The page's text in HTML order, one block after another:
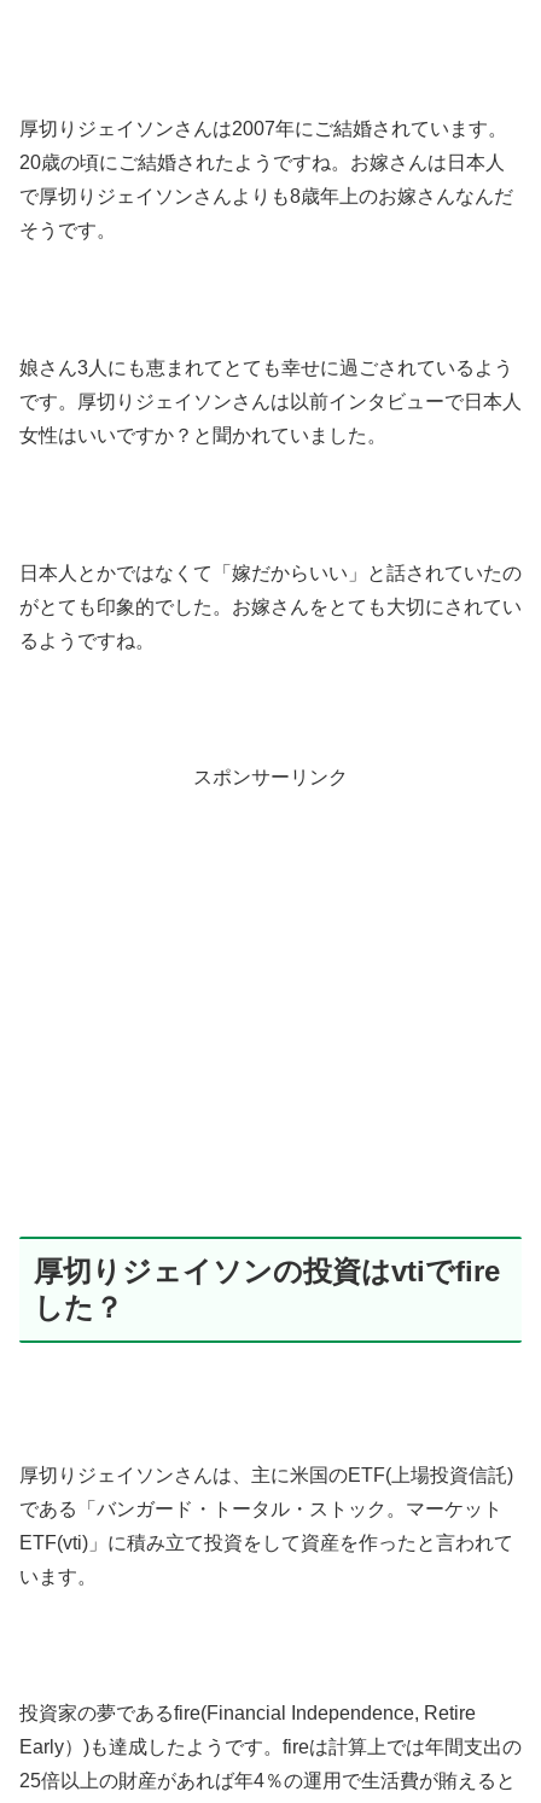
厚切りジェイソンさんは2007年にご結婚されています。
20歳の頃にご結婚されたようですね。お嫁さんは日本人
で厚切りジェイソンさんよりも8歳年上のお嫁さんなんだ
そうです。
娘さん3人にも恵まれてとても幸せに過ごされているよう
です。厚切りジェイソンさんは以前インタビューで日本人
女性はいいですか？と聞かれていました。
日本人とかではなくて「嫁だからいい」と話されていたの
がとても印象的でした。お嫁さんをとても大切にされてい
るようですね。
スポンサーリンク
厚切りジェイソンの投資はvtiでfire
した？
厚切りジェイソンさんは、主に米国のETF(上場投資信託)
である「バンガード・トータル・ストック。マーケット
ETF(vti)」に積み立て投資をして資産を作ったと言われて
います。
投資家の夢であるfire(Financial Independence, Retire
Early）)も達成したようです。fireは計算上では年間支出の
25倍以上の財産があれば年4％の運用で生活費が賄えると